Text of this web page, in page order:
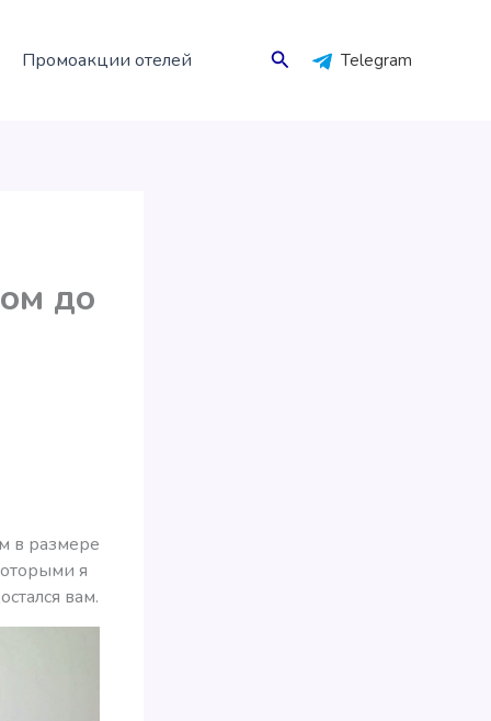
Промоакции отелей Поиск Telegram
до
в размере
я
вам.